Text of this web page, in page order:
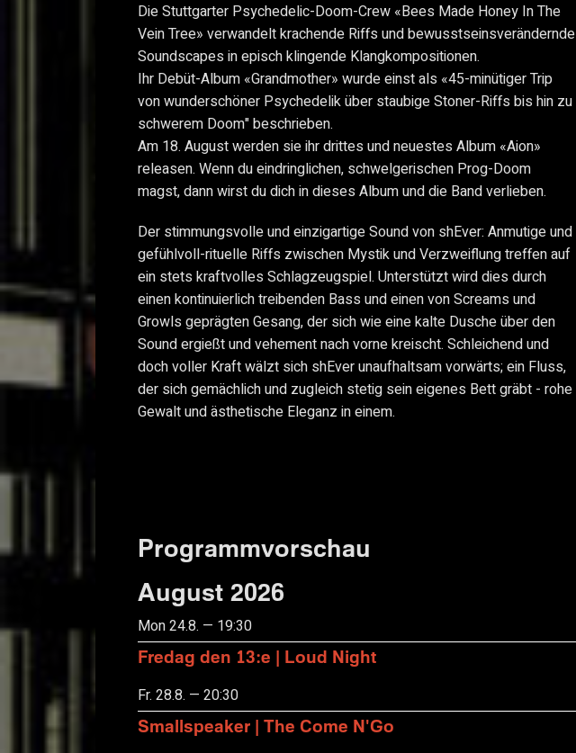
Die Stuttgarter Psychedelic-Doom-Crew «Bees Made Honey In The
Vein Tree» verwandelt krachende Riffs und bewusstseinsverändernde
Soundscapes in episch klingende Klangkompositionen.
Ihr Debüt-Album «Grandmother» wurde einst als «45-minütiger Trip
von wunderschöner Psychedelik über staubige Stoner-Riffs bis hin zu
schwerem Doom" beschrieben.
Am 18. August werden sie ihr drittes und neuestes Album «Aion»
releasen. Wenn du eindringlichen, schwelgerischen Prog-Doom
magst, dann wirst du dich in dieses Album und die Band verlieben.
Der stimmungsvolle und einzigartige Sound von shEver: Anmutige und
gefühlvoll-rituelle Riffs zwischen Mystik und Verzweiflung treffen auf
ein stets kraftvolles Schlagzeugspiel. Unterstützt wird dies durch
einen kontinuierlich treibenden Bass und einen von Screams und
Growls geprägten Gesang, der sich wie eine kalte Dusche über den
Sound ergießt und vehement nach vorne kreischt. Schleichend und
doch voller Kraft wälzt sich shEver unaufhaltsam vorwärts; ein Fluss,
der sich gemächlich und zugleich stetig sein eigenes Bett gräbt - rohe
Gewalt und ästhetische Eleganz in einem.
Programmvorschau
August 2026
Mon 24.8. — 19:30
Fredag den 13:e | Loud Night
Fr. 28.8. — 20:30
Smallspeaker | The Come N'Go